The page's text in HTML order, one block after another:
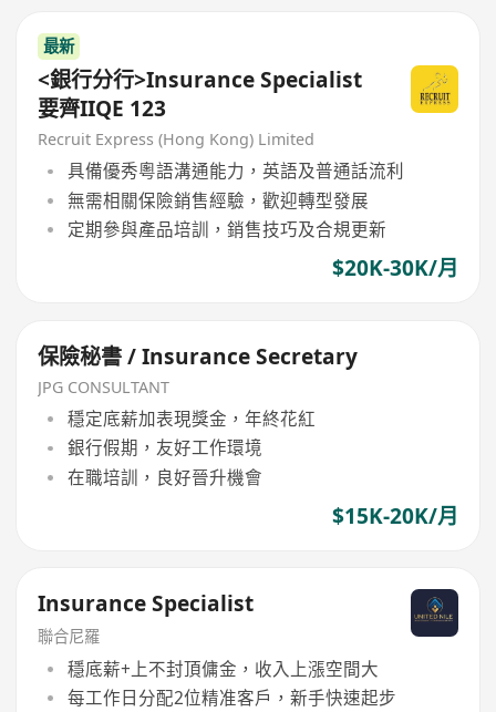
最新
<銀行分行>Insurance Specialist
要齊IIQE 123
Recruit Express (Hong Kong) Limited
具備優秀粵語溝通能力，英語及普通話流利
無需相關保險銷售經驗，歡迎轉型發展
定期參與產品培訓，銷售技巧及合規更新
$20K-30K/月
保險秘書 / Insurance Secretary
JPG CONSULTANT
穩定底薪加表現獎金，年終花紅
銀行假期，友好工作環境
在職培訓，良好晉升機會
$15K-20K/月
Insurance Specialist
聯合尼羅
穩底薪+上不封頂傭金，收入上漲空間大
每工作日分配2位精准客戶，新手快速起步